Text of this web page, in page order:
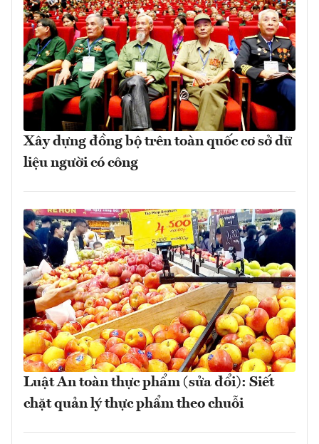
Xây dựng đồng bộ trên toàn quốc cơ sở dữ
liệu người có công
Luật An toàn thực phẩm (sửa đổi): Siết
chặt quản lý thực phẩm theo chuỗi